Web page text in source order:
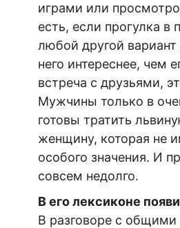
играми или
есть, если прогулка в
любой другой вариант
него интереснее, чем
встреча с друзьями,
Мужчины только в
готовы тратить
женщину, которая не
особого значения. И
совсем недолго.
В его лексиконе
В разговоре с